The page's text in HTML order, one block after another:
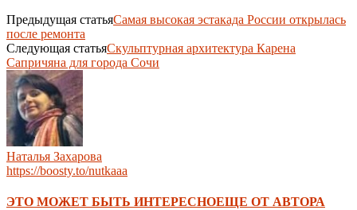
Предыдущая статьяСамая высокая эстакада России открылась
после ремонта
Следующая статьяСкульптурная архитектура Карена
Сапричяна для города Сочи
Наталья Захарова
https://boosty.to/nutkaaa
ЭТО МОЖЕТ БЫТЬ ИНТЕРЕСНОЕЩЕ ОТ АВТОРА